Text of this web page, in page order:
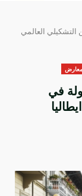
في معرض الفن التشكيلي العالمي
معارض
يشاركون فناني 17 دولة في